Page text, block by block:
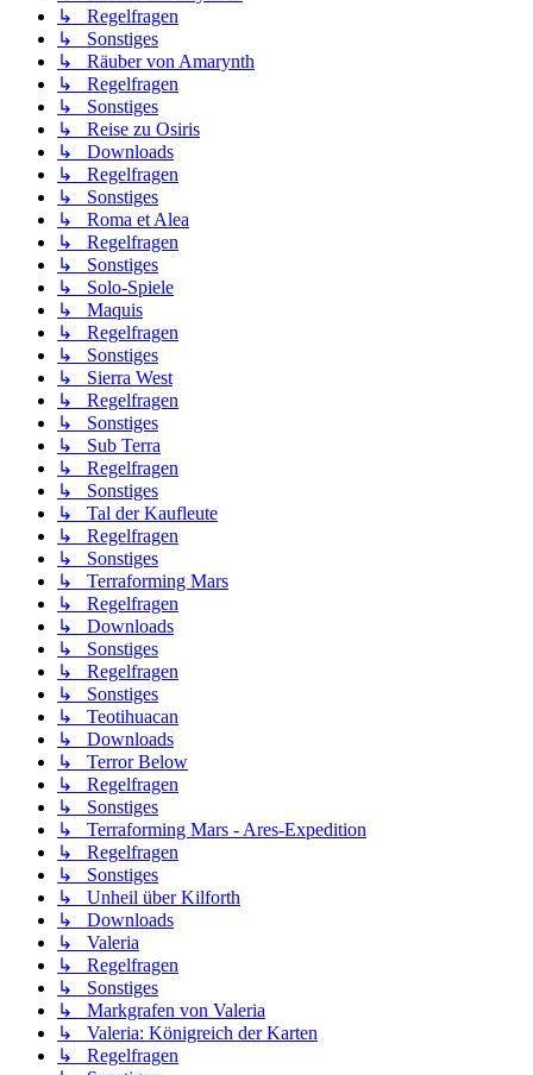
↳ Regelfragen
↳ Sonstiges
↳ Räuber von Amarynth
↳ Regelfragen
↳ Sonstiges
↳ Reise zu Osiris
↳ Downloads
↳ Regelfragen
↳ Sonstiges
↳ Roma et Alea
↳ Regelfragen
↳ Sonstiges
↳ Solo-Spiele
↳ Maquis
↳ Regelfragen
↳ Sonstiges
↳ Sierra West
↳ Regelfragen
↳ Sonstiges
↳ Sub Terra
↳ Regelfragen
↳ Sonstiges
↳ Tal der Kaufleute
↳ Regelfragen
↳ Sonstiges
↳ Terraforming Mars
↳ Regelfragen
↳ Downloads
↳ Sonstiges
↳ Regelfragen
↳ Sonstiges
↳ Teotihuacan
↳ Downloads
↳ Terror Below
↳ Regelfragen
↳ Sonstiges
↳ Terraforming Mars - Ares-Expedition
↳ Regelfragen
↳ Sonstiges
↳ Unheil über Kilforth
↳ Downloads
↳ Valeria
↳ Regelfragen
↳ Sonstiges
↳ Markgrafen von Valeria
↳ Valeria: Königreich der Karten
↳ Regelfragen